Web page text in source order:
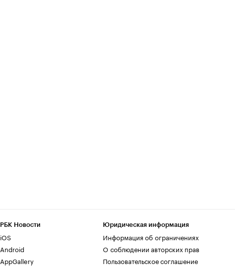
РБК Новости
iOS
Android
AppGallery
Юридическая информация
Информация об ограничениях
О соблюдении авторских прав
Пользовательское соглашение